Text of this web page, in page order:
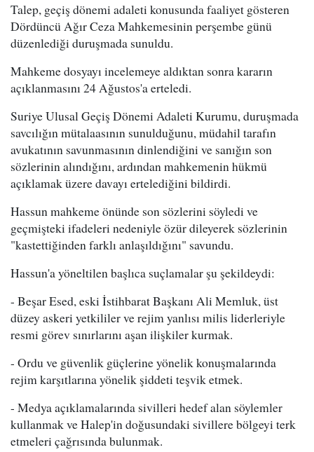
Talep, geçiş dönemi adaleti konusunda faaliyet gösteren
Dördüncü Ağır Ceza Mahkemesinin perşembe günü
düzenlediği duruşmada sunuldu.
Mahkeme dosyayı incelemeye aldıktan sonra kararın
açıklanmasını 24 Ağustos'a erteledi.
Suriye Ulusal Geçiş Dönemi Adaleti Kurumu, duruşmada
savcılığın mütalaasının sunulduğunu, müdahil tarafın
avukatının savunmasının dinlendiğini ve sanığın son
sözlerinin alındığını, ardından mahkemenin hükmü
açıklamak üzere davayı ertelediğini bildirdi.
Hassun mahkeme önünde son sözlerini söyledi ve
geçmişteki ifadeleri nedeniyle özür dileyerek sözlerinin
"kastettiğinden farklı anlaşıldığını" savundu.
Hassun'a yöneltilen başlıca suçlamalar şu şekildeydi:
- Beşar Esed, eski İstihbarat Başkanı Ali Memluk, üst
düzey askeri yetkililer ve rejim yanlısı milis liderleriyle
resmi görev sınırlarını aşan ilişkiler kurmak.
- Ordu ve güvenlik güçlerine yönelik konuşmalarında
rejim karşıtlarına yönelik şiddeti teşvik etmek.
- Medya açıklamalarında sivilleri hedef alan söylemler
kullanmak ve Halep'in doğusundaki sivillere bölgeyi terk
etmeleri çağrısında bulunmak.